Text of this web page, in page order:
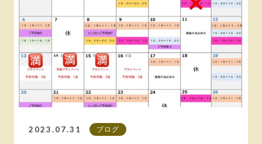
2023.07.31 ブログ